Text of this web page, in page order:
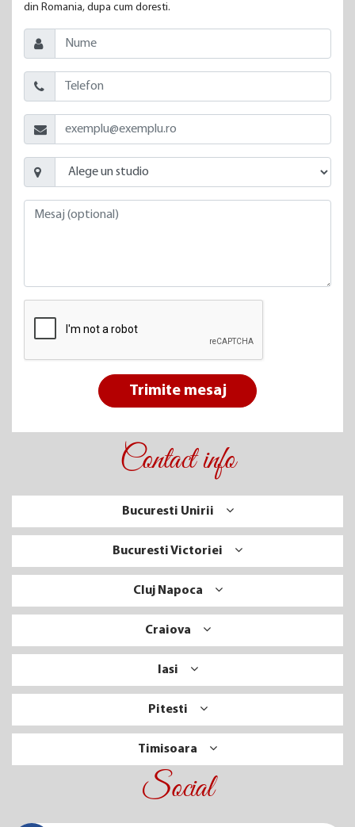
din Romania, dupa cum doresti.
Trimite mesaj
Contact info
Bucuresti Unirii
Bucuresti Victoriei
Cluj Napoca
Craiova
Iasi
Pitesti
Timisoara
Social